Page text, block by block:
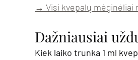
→ Visi kvepalų mėginėliai
Dažniausiai
Kiek laiko trunka 1 ml